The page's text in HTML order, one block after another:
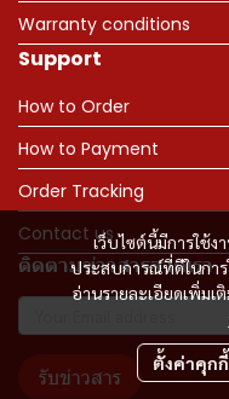
เว็บไซต์นี้มีการใช้
ประสบการณ์ที่ดีในการ
อ่านรายละเอียดเพิ่มเ
ตั้งค่าคุกกี้
Warranty conditions
Support
How to Order
How to Payment
Order Tracking
Contact us
ติดตามข่าวสารจากเรา
รับข่าวสาร